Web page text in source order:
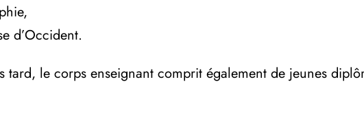
d’Occident.
le corps enseignant comprit également de jeunes